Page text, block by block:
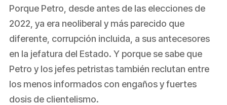
Porque Petro, desde antes de las elecciones de
2022, ya era neoliberal y más parecido que
diferente, corrupción incluida, a sus antecesores
en la jefatura del Estado. Y porque se sabe que
Petro y los jefes petristas también reclutan entre
los menos informados con engaños y fuertes
dosis de clientelismo.